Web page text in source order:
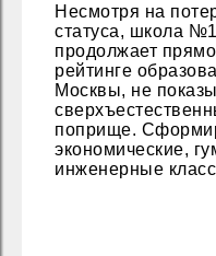
Несмотря на
статуса, школа
продолжает
рейтинге
Москвы, не
поприще.
экономические,
инженерные